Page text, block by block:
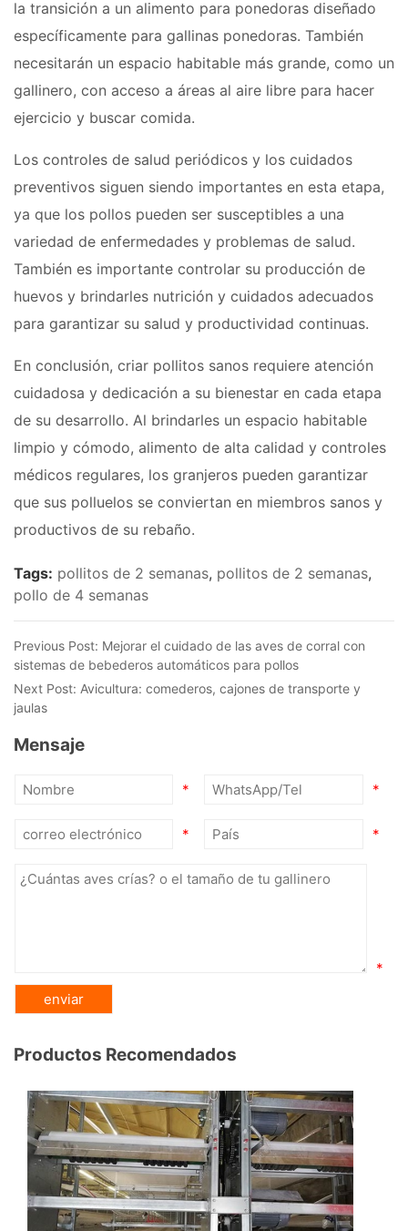
la transición a un alimento para ponedoras diseñado
específicamente para gallinas ponedoras. También
necesitarán un espacio habitable más grande, como un
gallinero, con acceso a áreas al aire libre para hacer
ejercicio y buscar comida.
Los controles de salud periódicos y los cuidados
preventivos siguen siendo importantes en esta etapa,
ya que los pollos pueden ser susceptibles a una
variedad de enfermedades y problemas de salud.
También es importante controlar su producción de
huevos y brindarles nutrición y cuidados adecuados
para garantizar su salud y productividad continuas.
En conclusión, criar pollitos sanos requiere atención
cuidadosa y dedicación a su bienestar en cada etapa
de su desarrollo. Al brindarles un espacio habitable
limpio y cómodo, alimento de alta calidad y controles
médicos regulares, los granjeros pueden garantizar
que sus polluelos se conviertan en miembros sanos y
productivos de su rebaño.
Tags: pollitos de 2 semanas, pollitos de 2 semanas,
pollo de 4 semanas
Previous Post: Mejorar el cuidado de las aves de corral con
sistemas de bebederos automáticos para pollos
Next Post: Avicultura: comederos, cajones de transporte y
jaulas
Mensaje
* *
* *
*
Productos Recomendados